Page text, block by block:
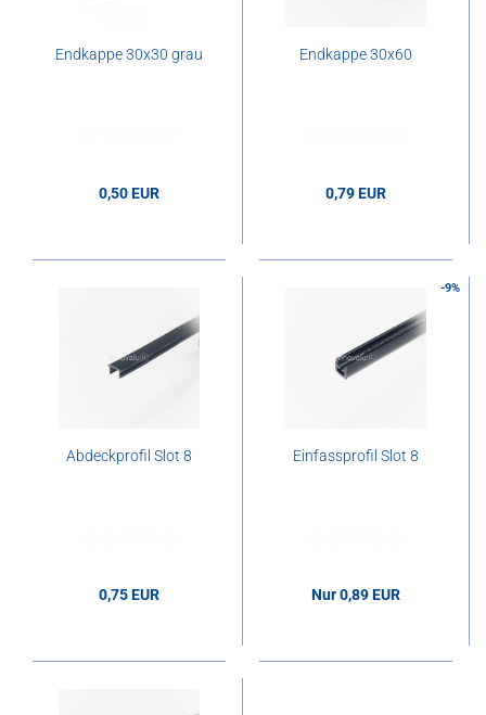
Endkappe 30x30 grau
0,50 EUR
Endkappe 30x60
0,79 EUR
Abdeckprofil Slot 8
0,75 EUR
-9%
Einfassprofil Slot 8
Nur 0,89 EUR